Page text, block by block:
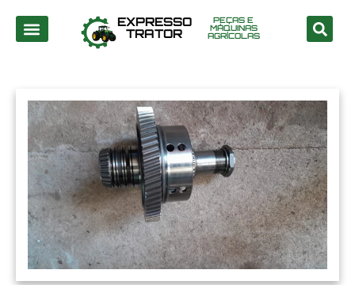
EXPRESSO
TRATOR
PEÇAS E
MÁQUINAS
AGRÍCOLAS